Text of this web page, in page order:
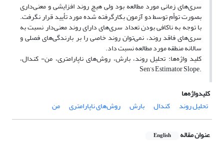
سری‌های زمانی مورد مطالعه بود ولی هیچ روند افزایشی و معنی‌داری
بصورت توأم توسط دو آزمون بکارگرفته شده مورد تأیید قرار نگرفت.
با توجه به ناکافی بودن تعداد سری‌های دارای روند معنی‌دار نسبت به
سری‌های فاقد روند، نمی‌توان روند خاصی را بر بارندگی‌های فصلی و
سالانه منطقه مورد مطالعه نسبت داد.
کلید واژه‌ها: تحلیل روند، بارش، روش‌های ناپارامتری، من- کندال،
.Sen’s Estimator Slope
کلیدواژه‌ها
تحلیل روند
کندال بارش روش‌های ناپارامتری من
عنوان مقاله English